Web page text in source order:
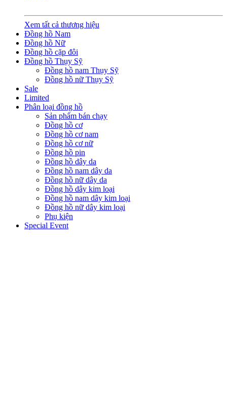
Xem tất cả thương hiệu
Đồng hồ Nam
Đồng hồ Nữ
Đồng hồ cặp đôi
Đồng hồ Thụy Sỹ
Đồng hồ nam Thụy Sỹ
Đồng hồ nữ Thụy Sỹ
Sale
Limited
Phân loại đồng hồ
Sản phẩm bán chạy
Đồng hồ cơ
Đồng hồ cơ nam
Đồng hồ cơ nữ
Đồng hồ pin
Đồng hồ dây da
Đồng hồ nam dây da
Đồng hồ nữ dây da
Đồng hồ dây kim loại
Đồng hồ nam dây kim loại
Đồng hồ nữ dây kim loại
Phụ kiện
Special Event